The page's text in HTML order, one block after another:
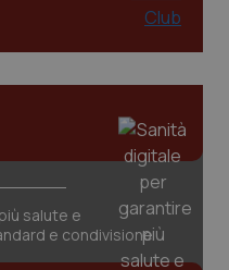
salute e
e condivisione